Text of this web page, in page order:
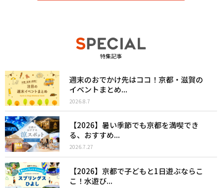
特集記事
週末のおでかけ先はココ！京都・滋賀の
イベントまとめ...
2026.8.7
【2026】暑い季節でも京都を満喫でき
る、おすすめ...
2026.7.27
【2026】京都で子どもと1日遊ぶならこ
こ！水遊び...